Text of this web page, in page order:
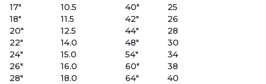
17"
10.5 40"
25
18"
11.5 42"
26
20"
12.5 44"
28
22"
14.0 48"
30
24"
15.0 54"
34
26"
16.0 60"
38
28"
18.0 64" 40